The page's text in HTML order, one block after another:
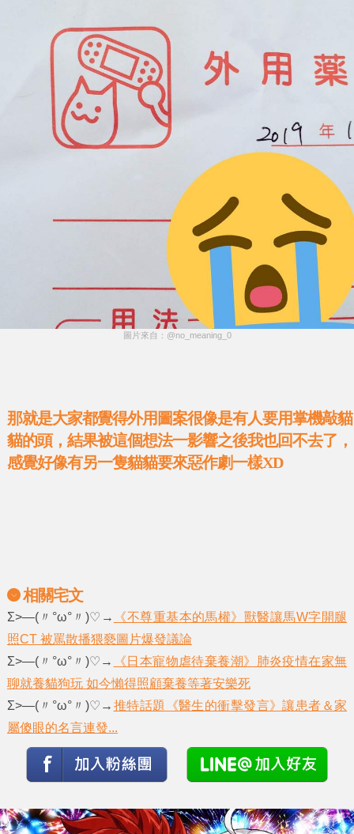
圖片來自：@no_meaning_0
那就是大家都覺得外用圖案很像是有人要用掌機敲貓
貓的頭，結果被這個想法一影響之後我也回不去了，
感覺好像有另一隻貓貓要來惡作劇一樣XD
相關宅文
Σ>―(〃°ω°〃)♡→
《不尊重基本的馬權》獸醫讓馬W字開腿
照CT 被罵散播猥褻圖片爆發議論
Σ>―(〃°ω°〃)♡→
《日本寵物虐待棄養潮》肺炎疫情在家無
聊就養貓狗玩 如今懶得照顧棄養等著安樂死
Σ>―(〃°ω°〃)♡→ 推特話題《醫生的衝擊發言》讓患者＆家
屬傻眼的名言連發...